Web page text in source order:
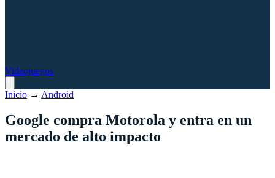
Videojuegos
Inicio → Android
Google compra Motorola y entra en un
mercado de alto impacto